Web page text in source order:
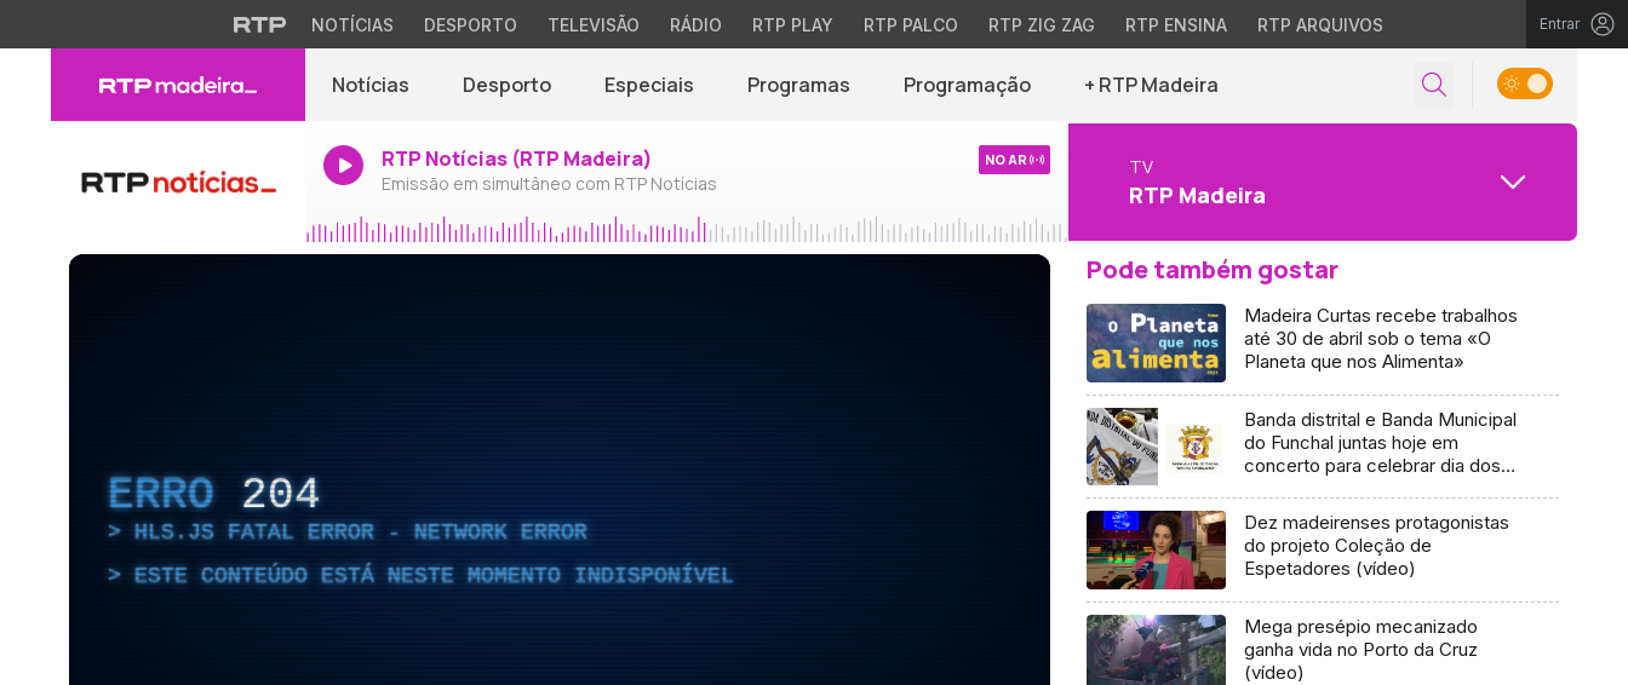
NOTÍCIAS DESPORTO TELEVISÃO RÁDIO RTP PLAY RTP PALCO RTP ZIG ZAG RTP ENSINA RTP ARQUIVOS Entrar
Notícias Desporto Especiais Programas Programação + RTP Madeira
RTP Notícias (RTP Madeira)
Emissão em simultâneo com RTP Notícias
NO AR TV
RTP Madeira
ERRO 204
HLS.JS FATAL ERROR - NETWORK ERROR
ESTE CONTEÚDO ESTÁ NESTE MOMENTO INDISPONÍVEL
Pode também gostar
Madeira Curtas recebe trabalhos
até 30 de abril sob o tema «O
Planeta que nos Alimenta»
Banda distrital e Banda Municipal
do Funchal juntas hoje em
concerto para celebrar dia dos
Dez madeirenses protagonistas
do projeto Coleção de
Espetadores (vídeo)
Mega presépio mecanizado
ganha vida no Porto da Cruz
(vídeo)